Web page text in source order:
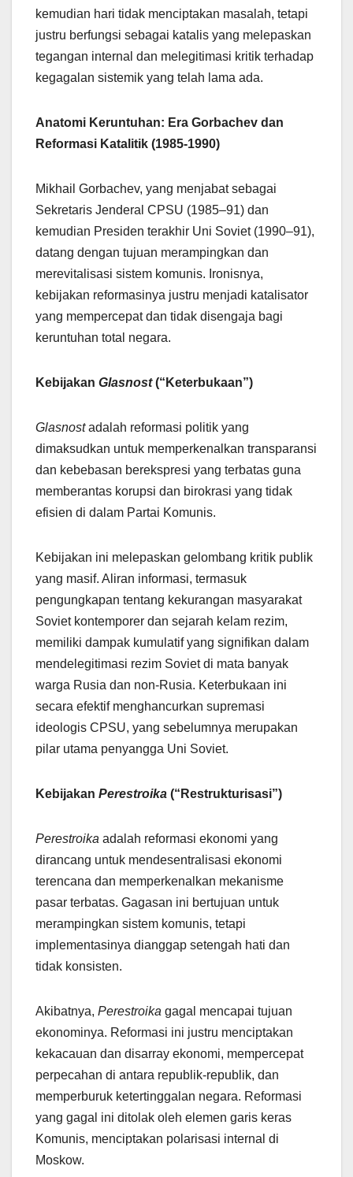
kemudian hari tidak menciptakan masalah, tetapi
justru berfungsi sebagai katalis yang melepaskan
tegangan internal dan melegitimasi kritik terhadap
kegagalan sistemik yang telah lama ada.
Anatomi Keruntuhan: Era Gorbachev dan
Reformasi Katalitik (1985-1990)
Mikhail Gorbachev, yang menjabat sebagai
Sekretaris Jenderal CPSU (1985–91) dan
kemudian Presiden terakhir Uni Soviet (1990–91),
datang dengan tujuan merampingkan dan
merevitalisasi sistem komunis. Ironisnya,
kebijakan reformasinya justru menjadi katalisator
yang mempercepat dan tidak disengaja bagi
keruntuhan total negara.
Kebijakan Glasnost(“Keterbukaan”)
Glasnostadalah reformasi politik yang
dimaksudkan untuk memperkenalkan transparansi
dan kebebasan berekspresi yang terbatas guna
memberantas korupsi dan birokrasi yang tidak
efisien di dalam Partai Komunis.
Kebijakan ini melepaskan gelombang kritik publik
yang masif. Aliran informasi, termasuk
pengungkapan tentang kekurangan masyarakat
Soviet kontemporer dan sejarah kelam rezim,
memiliki dampak kumulatif yang signifikan dalam
mendelegitimasi rezim Soviet di mata banyak
warga Rusia dan non-Rusia. Keterbukaan ini
secara efektif menghancurkan supremasi
ideologis CPSU, yang sebelumnya merupakan
pilar utama penyangga Uni Soviet.
Kebijakan Perestroika (“Restrukturisasi”)
Perestroika adalah reformasi ekonomi yang
dirancang untuk mendesentralisasi ekonomi
terencana dan memperkenalkan mekanisme
pasar terbatas. Gagasan ini bertujuan untuk
merampingkan sistem komunis, tetapi
implementasinya dianggap setengah hati dan
tidak konsisten.
Akibatnya, Perestroika gagal mencapai tujuan
ekonominya. Reformasi ini justru menciptakan
kekacauan dan disarray ekonomi, mempercepat
perpecahan di antara republik-republik, dan
memperburuk ketertinggalan negara. Reformasi
yang gagal ini ditolak oleh elemen garis keras
Komunis, menciptakan polarisasi internal di
Moskow.